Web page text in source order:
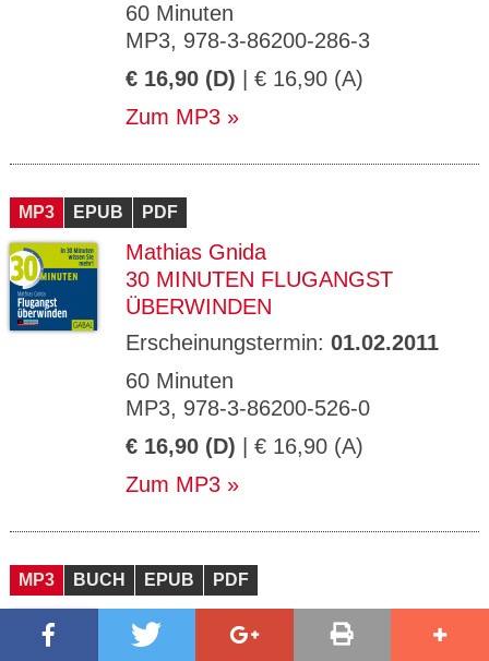
60 Minuten
MP3, 978-3-86200-286-3
€ 16,90 (D) | € 16,90 (A)
Zum MP3
MP3 EPUB PDF
Mathias Gnida
30 MINUTEN FLUGANGST
ÜBERWINDEN
Erscheinungstermin: 01.02.2011
60 Minuten
MP3, 978-3-86200-526-0
€ 16,90 (D) | € 16,90 (A)
Zum MP3
MP3 BUCH EPUB PDF
Gitte Härter
30 MINUTEN ARSCHLÖCHER